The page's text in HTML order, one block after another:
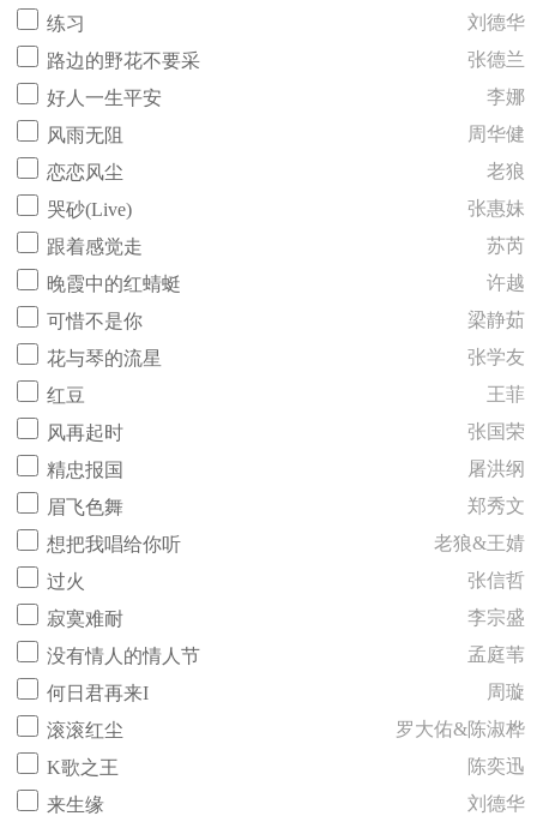
练习
刘德华
路边的野花不要采
张德兰
好人一生平安
李娜
风雨无阻
周华健
恋恋风尘
老狼
哭砂(Live)
张惠妹
跟着感觉走
苏芮
晚霞中的红蜻蜓
许越
可惜不是你
梁静茹
花与琴的流星
张学友
红豆
王菲
风再起时
张国荣
精忠报国
屠洪纲
眉飞色舞
郑秀文
想把我唱给你听
老狼&王婧
过火
张信哲
寂寞难耐
李宗盛
没有情人的情人节
孟庭苇
何日君再来I
周璇
滚滚红尘
罗大佑&陈淑桦
K歌之王
陈奕迅
来生缘
刘德华